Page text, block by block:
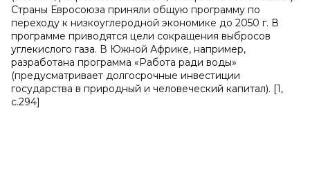
Страны Евросоюза приняли общую программу по
переходу к низкоуглеродной экономике до 2050 г. В
программе приводятся цели сокращения выбросов
углекислого газа. В Южной Африке, например,
разработана программа «Работа ради воды»
(предусматривает долгосрочные инвестиции
государства в природный и человеческий капитал). [1,
с.294]